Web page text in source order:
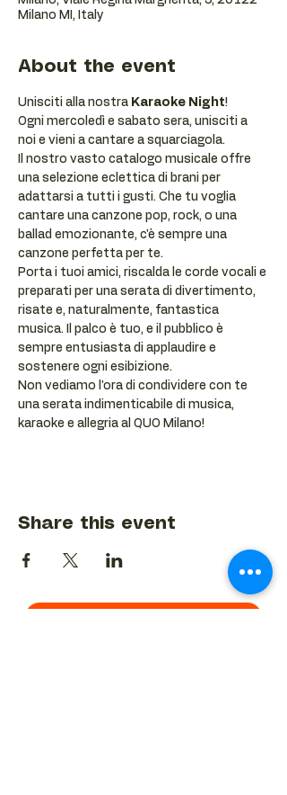
Milano MI, Italy
About the event
Unisciti alla nostra Karaoke Night!
Ogni mercoledì e sabato sera, unisciti a
noi e vieni a cantare a squarciagola.
Il nostro vasto catalogo musicale offre
una selezione eclettica di brani per
adattarsi a tutti i gusti. Che tu voglia
cantare una canzone pop, rock, o una
ballad emozionante, c'è sempre una
canzone perfetta per te.
Porta i tuoi amici, riscalda le corde vocali e
preparati per una serata di divertimento,
risate e, naturalmente, fantastica
musica. Il palco è tuo, e il pubblico è
sempre entusiasta di applaudire e
sostenere ogni esibizione.
Non vediamo l'ora di condividere con te
una serata indimenticabile di musica,
karaoke e allegria al QUO Milano!
Share this event